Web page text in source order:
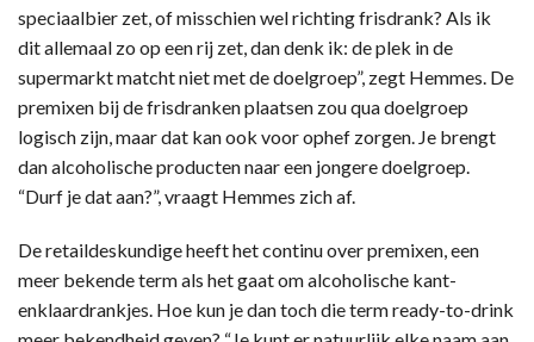
speciaalbier zet, of misschien wel richting frisdrank? Als ik
dit allemaal zo op een rij zet, dan denk ik: de plek in de
supermarkt matcht niet met de doelgroep”, zegt Hemmes. De
premixen bij de frisdranken plaatsen zou qua doelgroep
logisch zijn, maar dat kan ook voor ophef zorgen. Je brengt
dan alcoholische producten naar een jongere doelgroep.
“Durf je dat aan?”, vraagt Hemmes zich af.
De retaildeskundige heeft het continu over premixen, een
meer bekende term als het gaat om alcoholische kant-
enklaardrankjes. Hoe kun je dan toch die term ready-to-drink